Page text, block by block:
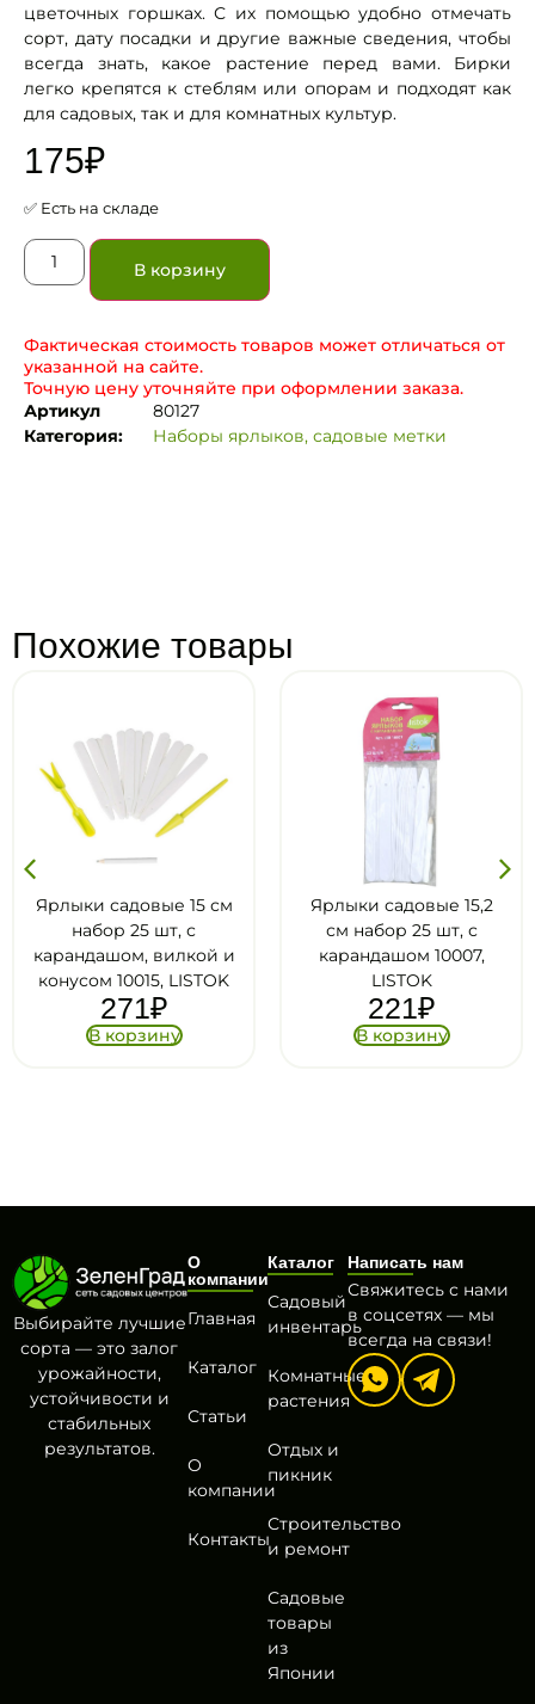
цветочных горшках. С их помощью удобно отмечать
сорт, дату посадки и другие важные сведения, чтобы
всегда знать, какое растение перед вами. Бирки
легко крепятся к стеблям или опорам и подходят как
для садовых, так и для комнатных культур.
175₽
✅ Есть на складе
В корзину
Фактическая стоимость товаров может отличаться от
указанной на сайте.
Точную цену уточняйте при оформлении заказа.
Артикул
80127
Категория:
Наборы ярлыков, садовые метки
Похожие товары
15 см
и
Ярлыки садовые 15,2
см набор 25 шт, с
карандашом 10007,
LISTOK
Табличка
12 см узкие,
пластик,
Выбирайте лучшие
сорта — это залог
урожайности,
устойчивости и
стабильных
результатов.
О
компании
Главная
Каталог
Статьи
О
компании
Контакты
Каталог
Садовый
инвентарь
Комнатные
растения
Отдых и
пикник
Строительство
и ремонт
Садовые
товары
из
Японии
Написать нам
Свяжитесь с нами
в соцсетях — мы
всегда на связи!